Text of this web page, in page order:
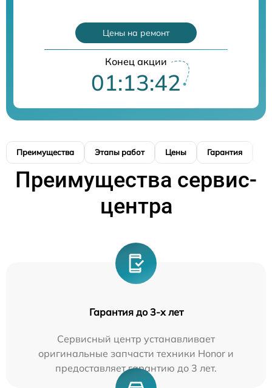
Цены на ремонт
Конец акции
01:13:40
Преимущества Этапы работ Цены Гарантия
Преимущества сервис-
центра
Гарантия до 3-х лет
Сервисный центр устанавливает
оригинальные запчасти техники Honor и
предоставляет гарантию до 3 лет.